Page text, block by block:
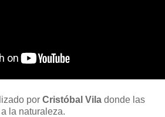
por Cristóbal Vila donde las
la naturaleza.